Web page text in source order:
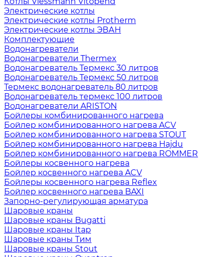
Электрические котлы
Электрические котлы Protherm
Электрические котлы ЭВАН
Комплектующие
Водонагреватели
Водонагреватели Thermex
Водонагреватель Термекс 30 литров
Водонагреватель Термекс 50 литров
Термекс водонагреватель 80 литров
Водонагреватель термекс 100 литров
Водонагреватели ARISTON
Бойлеры комбинированного нагрева
Бойлер комбинированного нагрева ACV
Бойлер комбинированного нагрева STOUT
Бойлер комбинированного нагрева Hajdu
Бойлер комбинированного нагрева ROMMER
Бойлеры косвенного нагрева
Бойлер косвенного нагрева ACV
Бойлеры косвенного нагрева Reflex
Бойлер косвенного нагрева BAXI
Запорно-регулирующая арматура
Шаровые краны
Шаровые краны Bugatti
Шаровые краны Itap
Шаровые краны Тим
Шаровые краны Stout